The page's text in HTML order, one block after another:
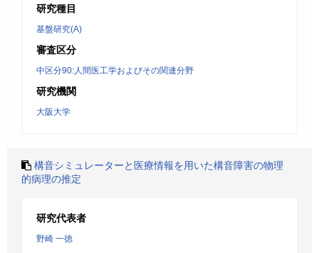
研究種目
基盤研究(A)
審査区分
中区分90:人間医工学およびその関連分野
研究機関
大阪大学
構音シミュレーターと医療情報を用いた構音障害の物理
的病理の推定
研究代表者
野崎 一徳